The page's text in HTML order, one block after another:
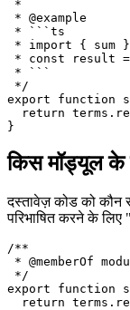
/**
* Get a sum all
*
* @example
* ```ts
* import { sum
* const result =
* ```
*/
return
किस मॉड्यूल
दस्तावेज़ कोड को कौन
परिभाषित करने के
/**
* @memberOf